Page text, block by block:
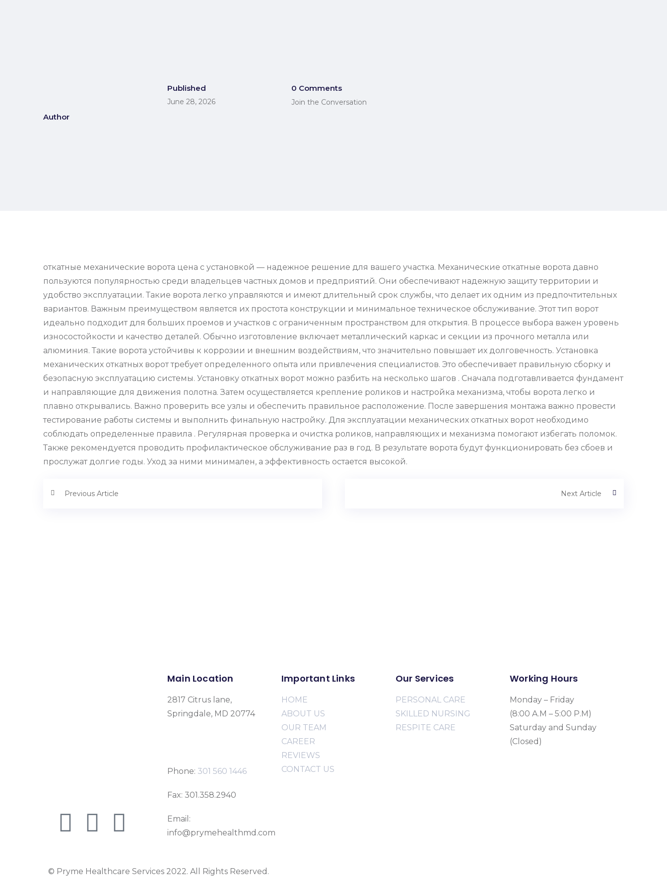
Author
Published
June 28, 2026
0 Comments
Join the Conversation
откатные механические ворота цена с установкой — надежное решение для вашего участка. Механические откатные ворота давно
пользуются популярностью среди владельцев частных домов и предприятий. Они обеспечивают надежную защиту территории и
удобство эксплуатации. Такие ворота легко управляются и имеют длительный срок службы, что делает их одним из предпочтительных
вариантов. Важным преимуществом является их простота конструкции и минимальное техническое обслуживание. Этот тип ворот
идеально подходит для больших проемов и участков с ограниченным пространством для открытия. В процессе выбора важен уровень
износостойкости и качество деталей. Обычно изготовление включает металлический каркас и секции из прочного металла или
алюминия. Такие ворота устойчивы к коррозии и внешним воздействиям, что значительно повышает их долговечность. Установка
механических откатных ворот требует определенного опыта или привлечения специалистов. Это обеспечивает правильную сборку и
безопасную эксплуатацию системы. Установку откатных ворот можно разбить на несколько шагов . Сначала подготавливается фундамент
и направляющие для движения полотна. Затем осуществляется крепление роликов и настройка механизма, чтобы ворота легко и
плавно открывались. Важно проверить все узлы и обеспечить правильное расположение. После завершения монтажа важно провести
тестирование работы системы и выполнить финальную настройку. Для эксплуатации механических откатных ворот необходимо
соблюдать определенные правила . Регулярная проверка и очистка роликов, направляющих и механизма помогают избегать поломок.
Также рекомендуется проводить профилактическое обслуживание раз в год. В результате ворота будут функционировать без сбоев и
прослужат долгие годы. Уход за ними минимален, а эффективность остается высокой.
Previous Article Next Article
Main Location
2817 Citrus lane,
Springdale, MD 20774
Phone: 301 560 1446
Fax: 301.358.2940
Email:
info@prymehealthmd.com
Important Links
HOME
ABOUT US
OUR TEAM
CAREER
REVIEWS
CONTACT US
Our Services
PERSONAL CARE
SKILLED NURSING
RESPITE CARE
Working Hours
Monday – Friday
(8:00 A.M – 5:00 P.M)
Saturday and Sunday
(Closed)
© Pryme Healthcare Services 2022. All Rights Reserved.